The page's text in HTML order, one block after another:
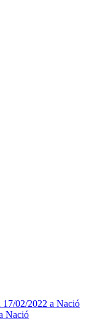
17/02/2022 a Nació
Nació